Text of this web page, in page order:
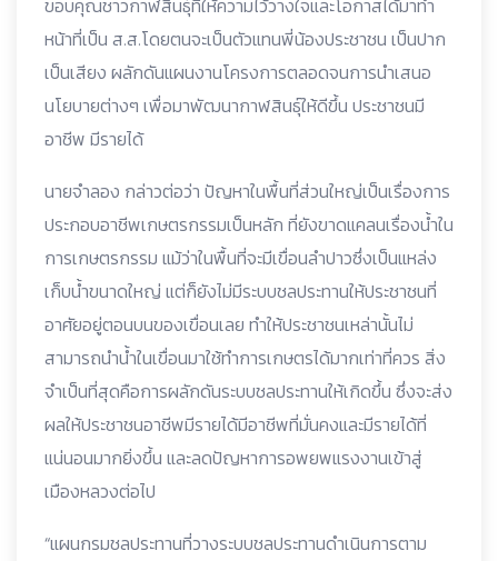
ขอบคุณชาวกาฬสินธุ์ที่ให้ความไว้วางใจและโอกาสได้มาทำ
หน้าที่เป็น ส.ส.โดยตนจะเป็นตัวแทนพี่น้องประชาชน เป็นปาก
เป็นเสียง ผลักดันแผนงานโครงการตลอดจนการนำเสนอ
นโยบายต่างๆ เพื่อมาพัฒนากาฬสินธุ์ให้ดีขึ้น ประชาชนมี
อาชีพ มีรายได้
นายจำลอง กล่าวต่อว่า ปัญหาในพื้นที่ส่วนใหญ่เป็นเรื่องการ
ประกอบอาชีพเกษตรกรรมเป็นหลัก ที่ยังขาดแคลนเรื่องน้ำใน
การเกษตรกรรม แม้ว่าในพื้นที่จะมีเขื่อนลำปาวซึ่งเป็นแหล่ง
เก็บน้ำขนาดใหญ่ แต่ก็ยังไม่มีระบบชลประทานให้ประชาชนที่
อาศัยอยู่ตอนบนของเขื่อนเลย ทำให้ประชาชนเหล่านั้นไม่
สามารถนำน้ำในเขื่อนมาใช้ทำการเกษตรได้มากเท่าที่ควร สิ่ง
จำเป็นที่สุดคือการผลักดันระบบชลประทานให้เกิดขึ้น ซึ่งจะส่ง
ผลให้ประชาชนอาชีพมีรายได้มีอาชีพที่มั่นคงและมีรายได้ที่
แน่นอนมากยิ่งขึ้น และลดปัญหาการอพยพแรงงานเข้าสู่
เมืองหลวงต่อไป
“แผนกรมชลประทานที่วางระบบชลประทานดำเนินการตาม